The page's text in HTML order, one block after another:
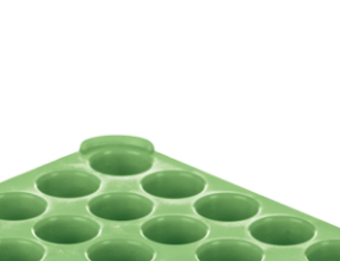
mm, 5 x 10,
vert
Portoir D13, pour 50